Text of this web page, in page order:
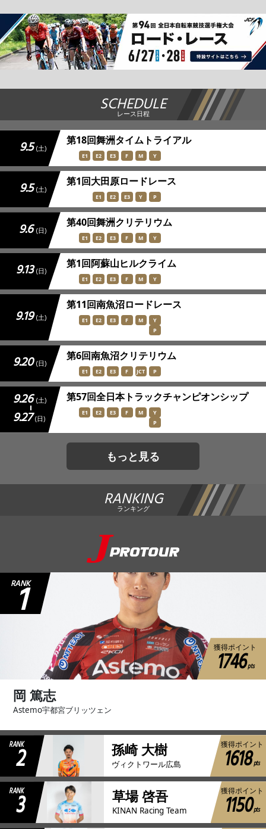
SCHEDULE
レース日程
9.5 (土)
第18回舞洲タイムトライアル
E1 E2 E3 F M Y
9.5 (土)
第1回大田原ロードレース
E1 E2 E3 Y P
9.6 (日)
第40回舞洲クリテリウム
E1 E2 E3 F M Y
9.13 (日)
第1回阿蘇山ヒルクライム
E1 E2 E3 F M Y
9.19 (土)
第11回南魚沼ロードレース
E1 E2 E3 F M
Y
P
9.20 (日)
第6回南魚沼クリテリウム
E1 E2 E3 F JCT P
9.26 (土)
9.27 (日)
第57回全日本トラックチャンピオンシップ
E1 E2 E3 F M
Y
P
もっと見る
RANKING
ランキング
RANK
1
獲得ポイント
1746pts
岡 篤志
Astemo宇都宮ブリッツェン
RANK
2 孫崎 大樹
ヴィクトワール広島
獲得ポイント
1618pts
RANK
3 草場 啓吾
KINAN Racing Team
獲得ポイント
1150pts